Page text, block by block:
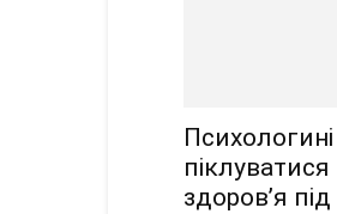
здоров’я